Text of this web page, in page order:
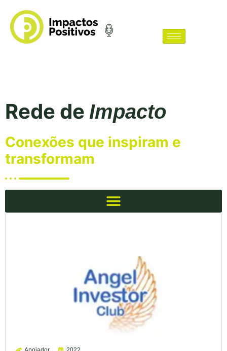
Rede de Impacto
Conexões que inspiram e
transformam